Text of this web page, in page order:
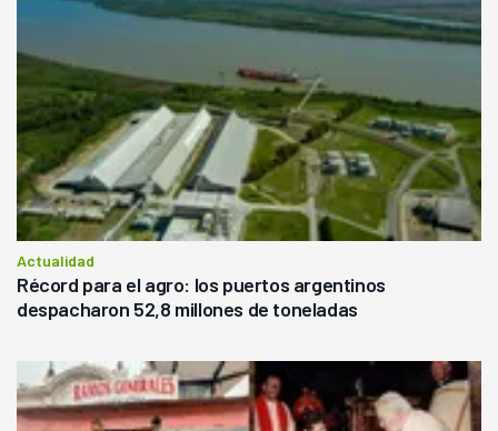
Actualidad
Récord para el agro: los puertos argentinos
despacharon 52,8 millones de toneladas